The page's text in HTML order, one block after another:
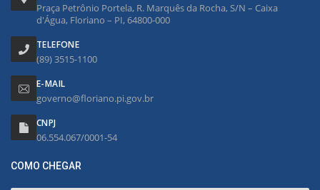
Praça Petrônio Portela, R. Marquês da Rocha, S/N – Caixa
d'Água, Floriano – PI, 64800-000
TELEFONE
(89) 3515-1100
E-MAIL
governo@floriano.pi.gov.br
CNPJ
06.554.067/0001-54
COMO CHEGAR